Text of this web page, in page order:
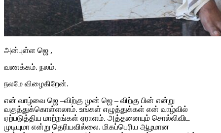
அன்புள்ள ஜெ ,
வணக்கம். நலம்.
நலமே விழைகிறேன்.
என் வாழ்வை ஜெ –விற்கு முன் ஜெ – விற்கு பின் என்று
வகுத்துக்கொள்ளலாம். உங்கள் எழுத்துக்கள் என் வாழ்வில்
ஏற்படுத்திய மாற்றங்கள் ஏராளம். அத்தனையும் சொல்லிவிட
முடியுமா என்று தெரியவில்லை. மிகப்பெரிய ஆழமான